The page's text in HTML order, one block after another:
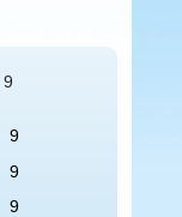
9
9
9
9